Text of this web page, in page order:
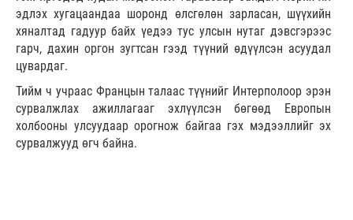
эдлэх хугацаандаа шоронд өлсгөлөн зарласан, шүүхийн
хяналтад гадуур байх үедээ тус улсын нутаг дэвсгэрээс
гарч, дахин оргон зугтсан гээд түүний өдүүлсэн асуудал
цувардаг.
Тийм ч учраас Францын талаас түүнийг Интерполоор эрэн
сурвалжлах ажиллагааг эхлүүлсэн бөгөөд Европын
холбооны улсуудаар орогнож байгаа гэх мэдээллийг эх
сурвалжууд өгч байна.